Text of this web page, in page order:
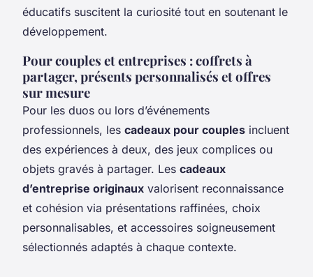
éducatifs suscitent la curiosité tout en soutenant le
développement.
Pour couples et entreprises : coffrets à
partager, présents personnalisés et offres
sur mesure
Pour les duos ou lors d’événements
professionnels, les cadeaux pour couples incluent
des expériences à deux, des jeux complices ou
objets gravés à partager. Les cadeaux
d’entreprise originaux valorisent reconnaissance
et cohésion via présentations raffinées, choix
personnalisables, et accessoires soigneusement
sélectionnés adaptés à chaque contexte.